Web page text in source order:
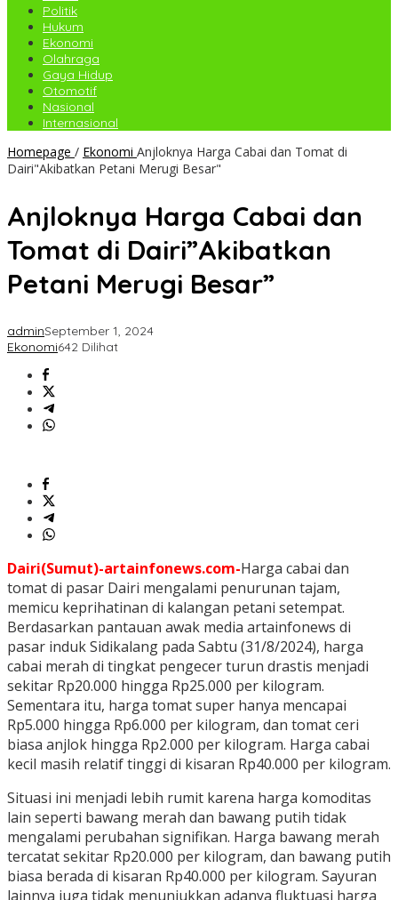
Politik
Hukum
Ekonomi
Olahraga
Gaya Hidup
Otomotif
Nasional
Internasional
Homepage / Ekonomi Anjloknya Harga Cabai dan Tomat di
Dairi"Akibatkan Petani Merugi Besar"
Anjloknya Harga Cabai dan
Tomat di Dairi”Akibatkan
Petani Merugi Besar”
adminSeptember 1, 2024
Ekonomi642 Dilihat
Dairi(Sumut)-artainfonews.com-Harga cabai dan
tomat di pasar Dairi mengalami penurunan tajam,
memicu keprihatinan di kalangan petani setempat.
Berdasarkan pantauan awak media artainfonews di
pasar induk Sidikalang pada Sabtu (31/8/2024), harga
cabai merah di tingkat pengecer turun drastis menjadi
sekitar Rp20.000 hingga Rp25.000 per kilogram.
Sementara itu, harga tomat super hanya mencapai
Rp5.000 hingga Rp6.000 per kilogram, dan tomat ceri
biasa anjlok hingga Rp2.000 per kilogram. Harga cabai
kecil masih relatif tinggi di kisaran Rp40.000 per kilogram.
Situasi ini menjadi lebih rumit karena harga komoditas
lain seperti bawang merah dan bawang putih tidak
mengalami perubahan signifikan. Harga bawang merah
tercatat sekitar Rp20.000 per kilogram, dan bawang putih
biasa berada di kisaran Rp40.000 per kilogram. Sayuran
lainnya juga tidak menunjukkan adanya fluktuasi harga